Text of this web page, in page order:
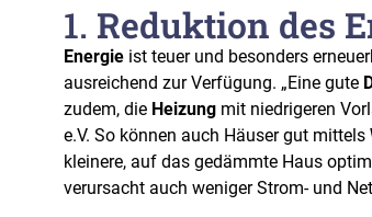
1. Reduktion des
Energie ist teuer und besonders
ausreichend zur Verfügung. „Eine gute
zudem, die Heizung mit niedrigeren
e.V. So können auch Häuser gut mittels
kleinere, auf das gedämmte Haus
verursacht auch weniger Strom- und